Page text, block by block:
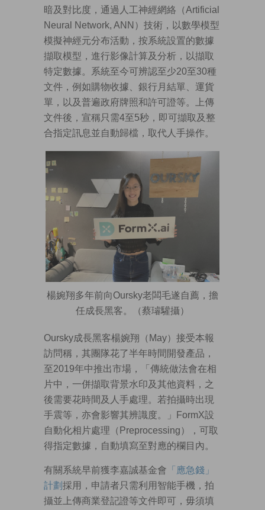
暗及對比度，通過人工神經網絡（Artificial
Neural Network, ANN）技術，以數學模型
模擬神經元分布活動，按系統設置的數據
擷取模型，進行影像計算及分析，以擷取
特定數據。系統至今可辨認至少20至30種
文件，例如購物收據、銀行月結單、運貨
單，以及普遍政府牌照和許可證等。上傳
文件後，宣稱只需4至5秒，即可擷取及整
合指定訊息並自動歸檔，取代人手操作。
楊婉翔多年前向Oursky老闆毛遂自薦，擔
任成長黑客。（蔡璿驩攝）
Oursky成長黑客楊婉翔（May）接受本報
訪問稱，其團隊花了半年時間開發產品，
至2019年中推出市場，「傳統做法會在相
片中，一併擷取背景水印及其他資料，之
後需要花時間及人手處理。若拍攝時出現
手震等，亦會影響其辨識度。」FormX設
自動化相片處理（Preprocessing），可取
得指定數據，自動填寫至對應的欄目內。
有關系統早前獲李嘉誠基金會 「應急錢」
計劃 採用，申請者只需利用智能手機，拍
攝並上傳商業登記證等文件即可，毋須填